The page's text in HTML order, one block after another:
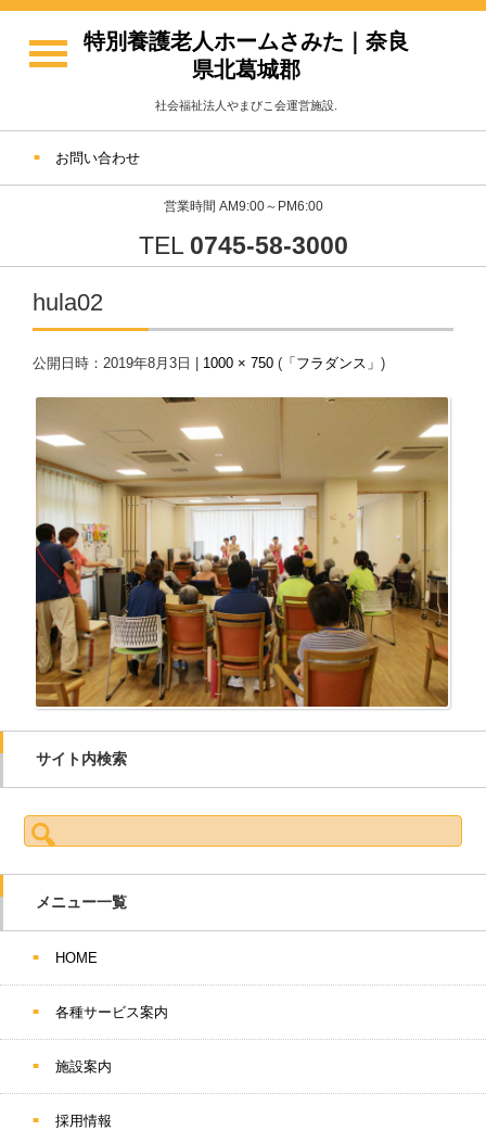
特別養護老人ホームさみた｜奈良
県北葛城郡
社会福祉法人やまびこ会運営施設.
お問い合わせ
営業時間 AM9:00～PM6:00
TEL 0745-58-3000
hula02
公開日時： 2019年8月3日 1000 × 750 ( 「フラダンス」 )
サイト内検索
検索:
メニュー一覧
HOME
各種サービス案内
施設案内
採用情報